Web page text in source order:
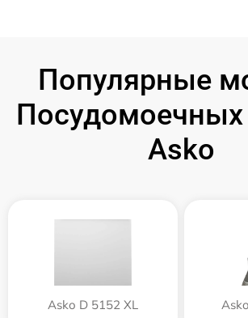
Популярные
Asko
Asko D 5152 XL